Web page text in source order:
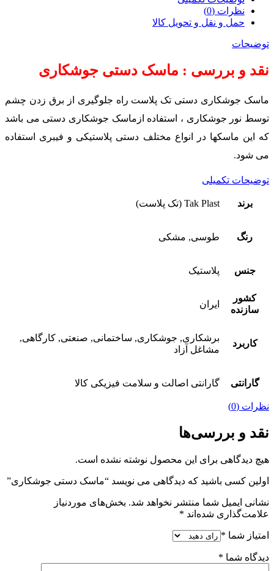
نظرات (0)
حمل و نقل و تحویل کالا
توضیحات
نقد و بررسی : ماسک دستی جوشکاری
ماسک جوشکاری دستی تک پلاست راه جلوگیری از برق زدن چشم
توسط نور جوشکاری ، استفاده ازماسک جوشکاری دستی می باشد
که این ماسکها در انواع مختلف دستی پلاستیکی و فیبری استفاده
می شود.
توضیحات تکمیلی
برند Tak Plast (تک پلاست)
رنگ طوسی, مشکی
جنس پلاستیک
کشور
سازنده
ایران
کاربرد
برشکاری, جوشکاری, ساختمانی, صنعتی, کارگاهی,
مشاغل آزاد
گارانتی گارانتی اصالت و سلامت فیزیکی کالا
نظرات (0)
نقد و بررسی‌ها
هیچ دیدگاهی برای این محصول نوشته نشده است.
اولین کسی باشید که دیدگاهی می نویسد “ماسک دستی جوشکاری”
نشانی ایمیل شما منتشر نخواهد شد. بخش‌های موردنیاز
علامت‌گذاری شده‌اند *
امتیاز شما *
دیدگاه شما *